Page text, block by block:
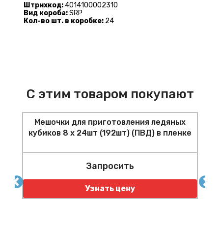
Штрихкод:4014100002310
Вид короба:SRP
Кол-во шт. в коробке: 24
С этим товаром покупают
Мешочки для приготовления ледяных
кубиков 8 х 24шт (192шт) (ПВД) в пленке
Запросить
Узнать цену